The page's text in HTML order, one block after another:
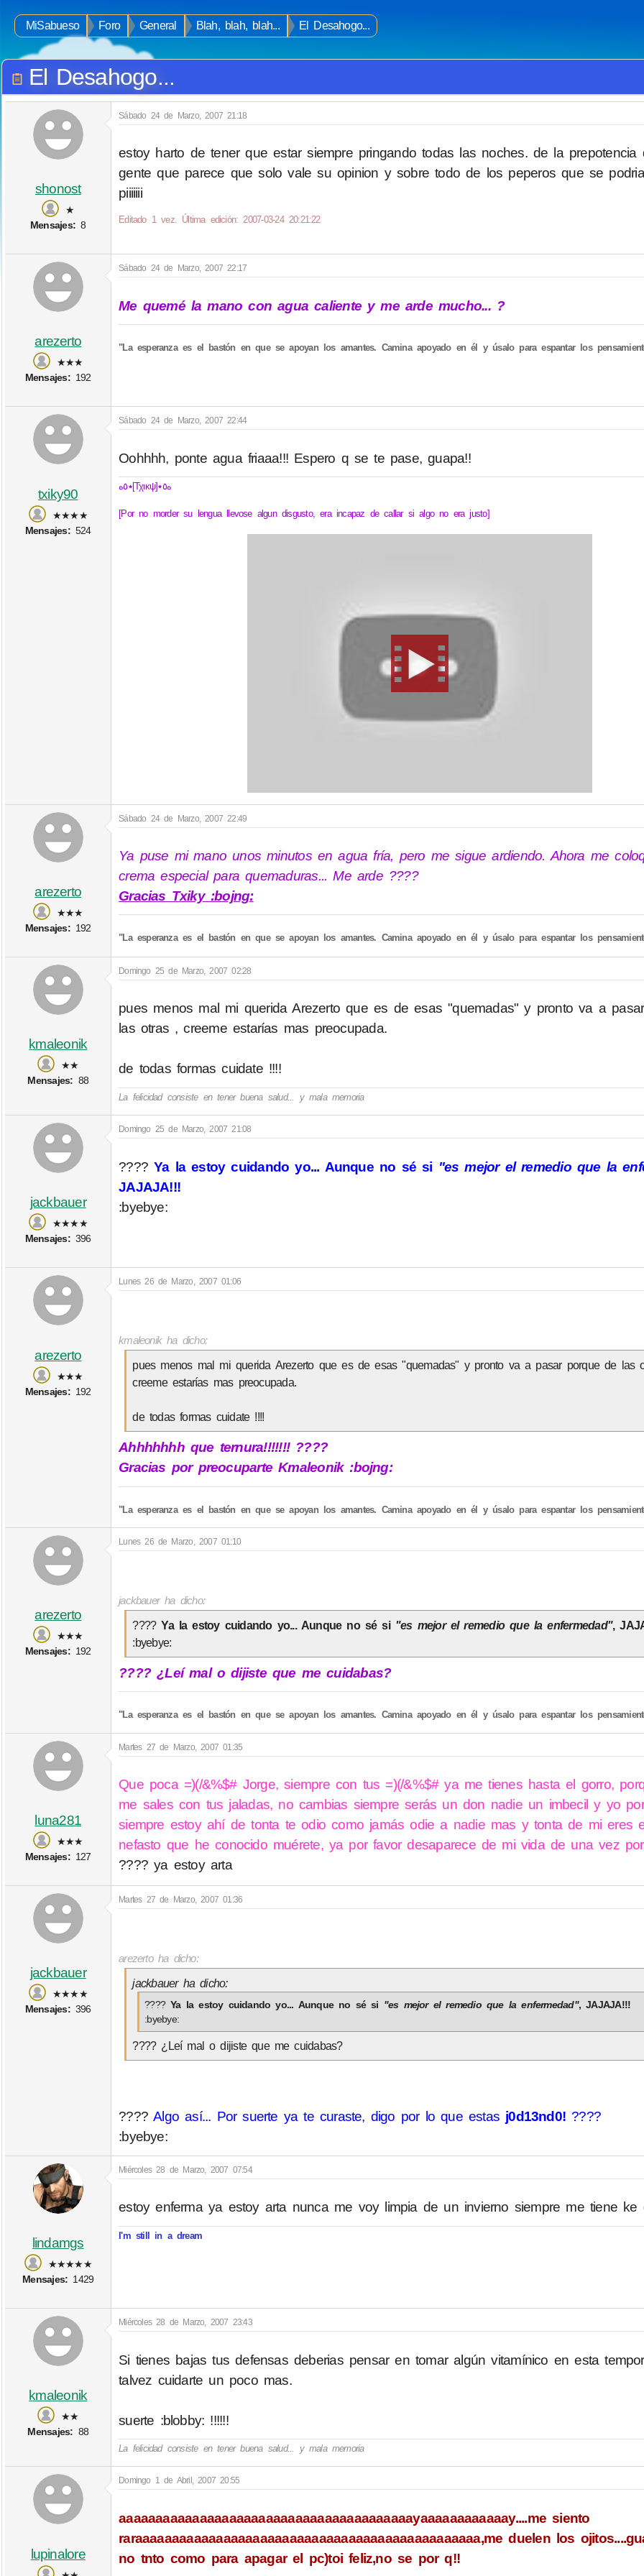
MiSabueso Foro General Blah, blah, blah... El Desahogo...
El Desahogo...
shonost
★
Mensajes: 8
Sábado 24 de Marzo, 2007 21:18
estoy harto de tener que estar siempre pringando todas las noches. de la prepotencia
gente que parece que solo vale su opinion y sobre todo de los peperos que se
piiiiiii
Editado 1 vez. Última edición: 2007-03-24 20:21:22
arezerto
★★★
Mensajes:192
Sábado 24 de Marzo, 2007 22:17
Me quemé la mano con agua caliente y me arde mucho... ?
"La esperanza es el bastón en que se apoyan los amantes. Camina apoyado en él y úsalo para espantar los
txiky90
★★★★
Mensajes:524
Sábado 24 de Marzo, 2007 22:44
Oohhhh, ponte agua friaaa!!! Espero q se te pase, guapa!!
٭٥ه[Τχικψ]ه٥٭
[Por no morder su lengua llevose algun disgusto, era incapaz de callar si algo no era justo]
arezerto
★★★
Mensajes:192
Sábado 24 de Marzo, 2007 22:49
Ya puse mi mano unos minutos en agua fría, pero me sigue ardiendo. Ahora me
crema especial para quemaduras... Me arde ????
Gracias Txiky :bojng:
"La esperanza es el bastón en que se apoyan los amantes. Camina apoyado en él y úsalo para espantar los
kmaleonik
★★
Mensajes: 88
Domingo 25 de Marzo, 2007 02:28
pues menos mal mi querida Arezerto que es de esas "quemadas" y pronto va a
las otras , creeme estarías mas preocupada.
de todas formas cuidate !!!!
La felicidad consiste en tener buena salud... y mala memoria
jackbauer
★★★★
Mensajes:396
Domingo 25 de Marzo, 2007 21:08
????Ya la estoy cuidando yo... Aunque no sé si "es mejor el remedio que la
JAJAJA!!!
:byebye:
arezerto
★★★
Mensajes:192
Lunes 26 de Marzo, 2007 01:06
kmaleonik ha dicho:
pues menos mal mi querida Arezerto que es de esas "quemadas" y pronto va a pasar porque de las
creeme estarías mas preocupada.
de todas formas cuidate !!!!
Ahhhhhhh que ternura!!!!!!! ????
Gracias por preocuparte Kmaleonik :bojng:
"La esperanza es el bastón en que se apoyan los amantes. Camina apoyado en él y úsalo para espantar los
arezerto
★★★
Mensajes:192
Lunes 26 de Marzo, 2007 01:10
jackbauer ha dicho:
????Ya la estoy cuidando yo... Aunque no sé si "es mejor el remedio que la enfermedad",
:byebye:
???? ¿Leí mal o dijiste que me cuidabas?
"La esperanza es el bastón en que se apoyan los amantes. Camina apoyado en él y úsalo para espantar los
luna281
★★★
Mensajes:127
Martes 27 de Marzo, 2007 01:35
Que poca =)(/&%$# Jorge, siempre con tus =)(/&%$# ya me tienes hasta el gorro,
me sales con tus jaladas, no cambias siempre serás un don nadie un imbecil y yo
siempre estoy ahí de tonta te odio como jamás odie a nadie mas y tonta de mi eres
nefasto que he conocido muérete, ya por favor desaparece de mi vida de una vez
???? ya estoy arta
jackbauer
★★★★
Mensajes:396
Martes 27 de Marzo, 2007 01:36
arezerto ha dicho:
jackbauer ha dicho:
????Ya la estoy cuidando yo... Aunque no sé si "es mejor el remedio que la enfermedad", JAJAJA!!!
:byebye:
???? ¿Leí mal o dijiste que me cuidabas?
????Algo así... Por suerte ya te curaste, digo por lo que estas j0d13nd0! ????
:byebye:
lindamgs
★★★★★
Mensajes: 1429
Miércoles 28 de Marzo, 2007 07:54
estoy enferma ya estoy arta nunca me voy limpia de un invierno siempre me tiene ke
I'm still in a dream
kmaleonik
★★
Mensajes: 88
Miércoles 28 de Marzo, 2007 23:43
Si tienes bajas tus defensas deberias pensar en tomar algún vitamínico en esta
talvez cuidarte un poco mas.
suerte :blobby: !!!!!!
La felicidad consiste en tener buena salud... y mala memoria
lupinalore
Domingo 1 de Abril, 2007 20:55
aaaaaaaaaaaaaaaaaaaaaaaaaaaaaaaaaaaaaaaayaaaaaaaaa​aaay....me siento
raraaaaaaaaaaaaaaaaaaaaaaaaaaaaaaaaaaaaaaaaaaaaaaa​,me duelen los
no tnto como para apagar el pc)toi feliz,no se por q!!